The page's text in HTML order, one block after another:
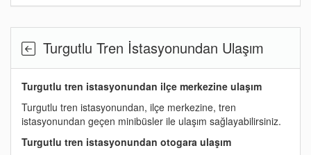
Turgutlu Tren İstasyonundan Ulaşım
Turgutlu tren istasyonundan ilçe merkezine ulaşım
Turgutlu tren istasyonundan, ilçe merkezine, tren
istasyonundan geçen minibüsler ile ulaşım sağlayabilirsiniz.
Turgutlu tren istasyonundan otogara ulaşım